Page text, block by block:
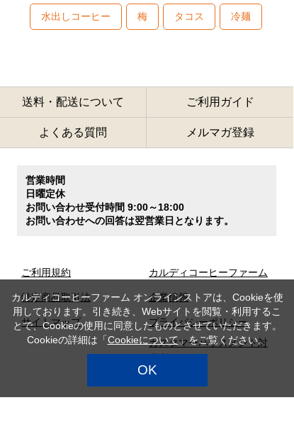
水出しコーヒー 梅 タコス 冷麺
送料・配送について ご利用ガイド
よくある質問 メルマガ登録
営業時間
日曜定休
お問い合わせ受付時間 9:00～18:00
お問い合わせへの回答は翌営業日となります。
ご利用規約
特定商品取引法
サイトマップ
カルディコーヒーファーム
企業情報
プライバシーポリシー
カスタマーハラスメント対
店舗検索
カルディコーヒーファーム オンラインストアは、Cookieを使
用しております。引き続き、Webサイトを閲覧・利用するこ
とで、Cookieの使用に同意したものとさせていただきます。
Cookieの詳細は「 Cookieについて」をご覧ください。
OK